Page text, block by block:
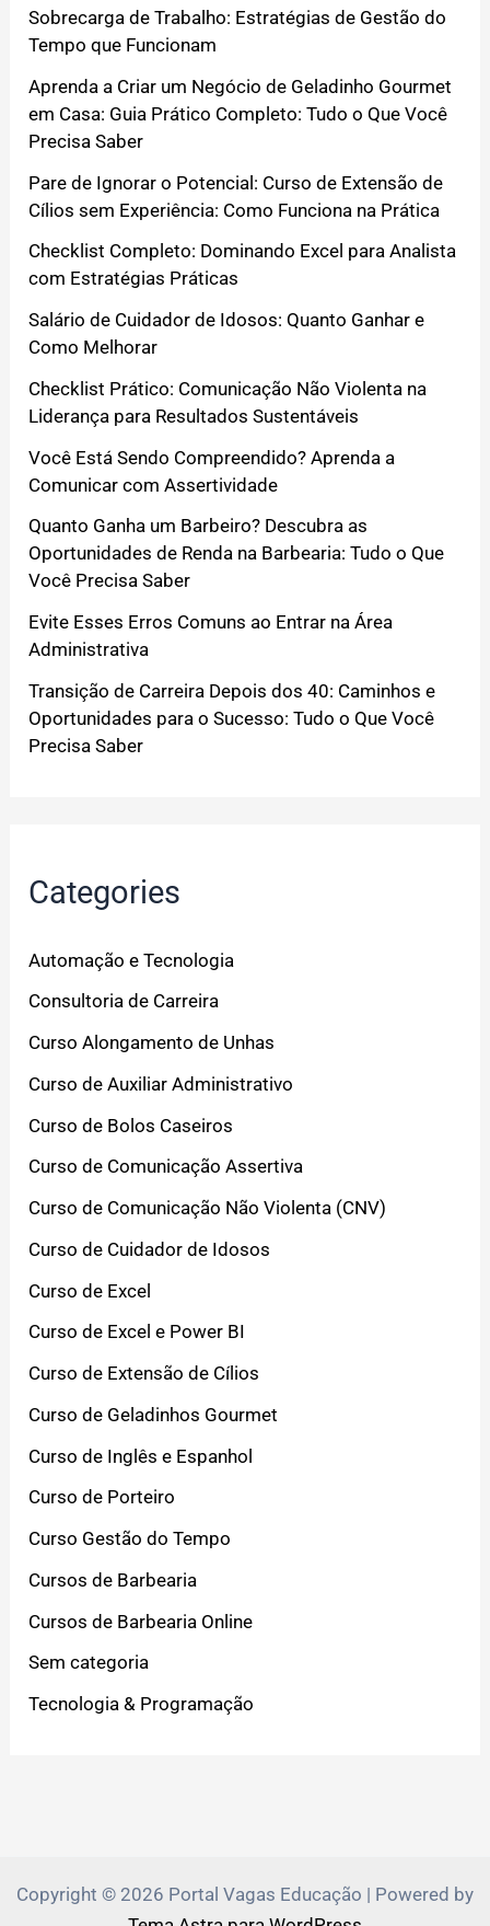
Sobrecarga de Trabalho: Estratégias de Gestão do
Tempo que Funcionam
Aprenda a Criar um Negócio de Geladinho Gourmet
em Casa: Guia Prático Completo: Tudo o Que Você
Precisa Saber
Pare de Ignorar o Potencial: Curso de Extensão de
Cílios sem Experiência: Como Funciona na Prática
Checklist Completo: Dominando Excel para Analista
com Estratégias Práticas
Salário de Cuidador de Idosos: Quanto Ganhar e
Como Melhorar
Checklist Prático: Comunicação Não Violenta na
Liderança para Resultados Sustentáveis
Você Está Sendo Compreendido? Aprenda a
Comunicar com Assertividade
Quanto Ganha um Barbeiro? Descubra as
Oportunidades de Renda na Barbearia: Tudo o Que
Você Precisa Saber
Evite Esses Erros Comuns ao Entrar na Área
Administrativa
Transição de Carreira Depois dos 40: Caminhos e
Oportunidades para o Sucesso: Tudo o Que Você
Precisa Saber
Categories
Automação e Tecnologia
Consultoria de Carreira
Curso Alongamento de Unhas
Curso de Auxiliar Administrativo
Curso de Bolos Caseiros
Curso de Comunicação Assertiva
Curso de Comunicação Não Violenta (CNV)
Curso de Cuidador de Idosos
Curso de Excel
Curso de Excel e Power BI
Curso de Extensão de Cílios
Curso de Geladinhos Gourmet
Curso de Inglês e Espanhol
Curso de Porteiro
Curso Gestão do Tempo
Cursos de Barbearia
Cursos de Barbearia Online
Sem categoria
Tecnologia & Programação
Copyright © 2026 Portal Vagas Educação | Powered by